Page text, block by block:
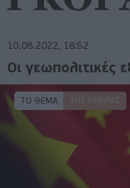
10.08.2022, 18:52
ΤΟ ΘΕΜΑ ΤΗΣ ΗΜΈΡΑΣ
Οι γεωπολιτικές